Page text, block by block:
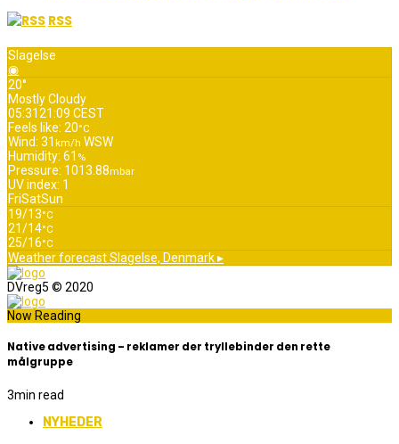
RSS
Slagelse
◉
20°
Mostly Cloudy
05:3121:09 CEST
Feels like: 20°C
Wind: 31 km/h WSW
Humidity: 61 %
Pressure: 1013.88mbar
UV index: 1
FriSatSun
19/13°C
21/14°C
25/16°C
Weather forecastSlagelse, Denmark ▸
DVreg5 © 2020
Now Reading
Native advertising – reklamer der tryllebinder den rette
målgruppe
3min read
NYHEDER